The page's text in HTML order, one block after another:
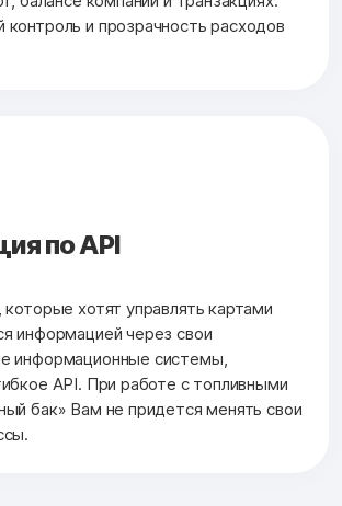
и прозрачность расходов
по API
хотят управлять картами
информацией через свои
информационные системы,
API. При работе с топливными
бак» Вам не придется менять свои